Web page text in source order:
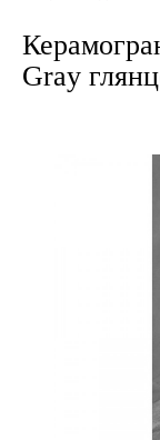
Gray